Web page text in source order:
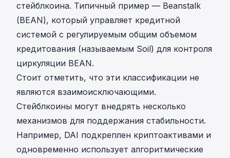
стейблкоина. Типичный пример — Beanstalk
(BEAN), который управляет кредитной
системой с регулируемым общим объемом
кредитования (называемым Soil) для контроля
циркуляции BEAN.
Стоит отметить, что эти классификации не
являются взаимоисключающими.
Стейблкоины могут внедрять несколько
механизмов для поддержания стабильности.
Например, DAI подкреплен криптоактивами и
одновременно использует алгоритмические